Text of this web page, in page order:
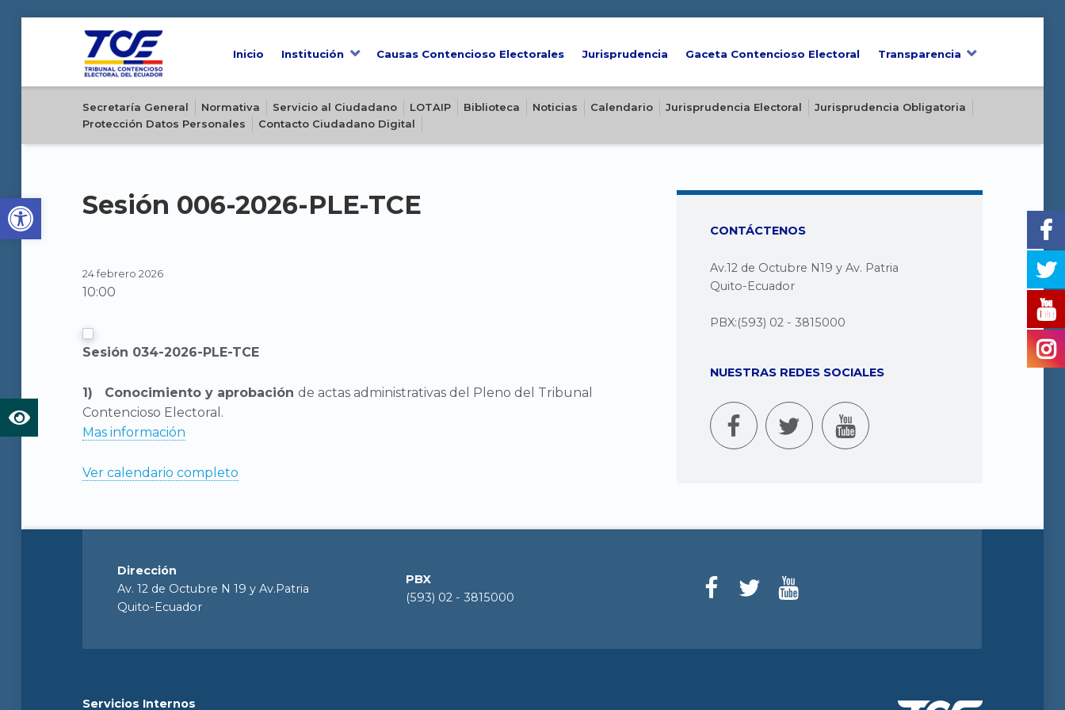
Open toolbar
Inicio Institución Causas Contencioso Electorales Jurisprudencia Gaceta Contencioso Electoral Transparencia
Secretaría General Normativa Servicio al Ciudadano LOTAIP Biblioteca Noticias Calendario Jurisprudencia Electoral
Jurisprudencia Obligatoria
Protección Datos Personales
Contacto Ciudadano Digital
Sesión 006-2026-PLE-TCE
24 febrero 2026
10:00
Sesión 034-2026-PLE-TCE
Conocimiento y aprobaciónde actas administrativas del Pleno del Tribunal
Contencioso Electoral.
Mas información
Ver calendario completo
CONTÁCTENOS
Av.12 de Octubre N19 y Av. Patria
Quito-Ecuador
PBX:(593) 02 - 3815000
NUESTRAS REDES SOCIALES
Dirección
Av. 12 de Octubre N 19 y Av.Patria
Quito-Ecuador
PBX
(593) 02 - 3815000
Servicios Internos